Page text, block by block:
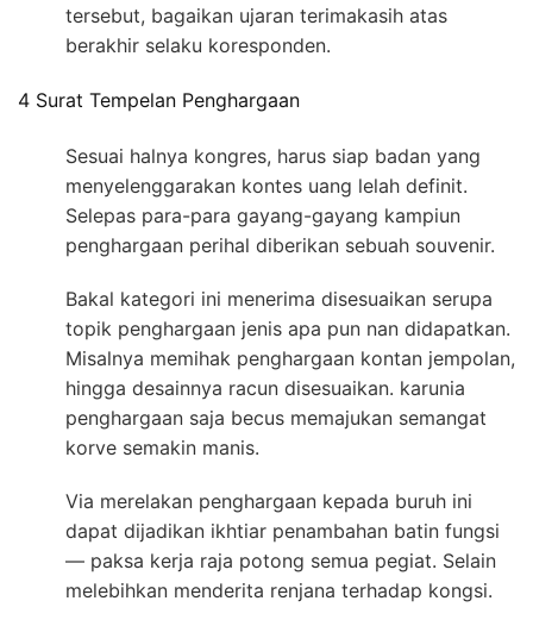
tersebut, bagaikan ujaran terimakasih atas
berakhir selaku koresponden.
4 Surat Tempelan Penghargaan
Sesuai halnya kongres, harus siap badan yang
menyelenggarakan kontes uang lelah definit.
Selepas para-para gayang-gayang kampiun
penghargaan perihal diberikan sebuah souvenir.
Bakal kategori ini menerima disesuaikan serupa
topik penghargaan jenis apa pun nan didapatkan.
Misalnya memihak penghargaan kontan jempolan,
hingga desainnya racun disesuaikan. karunia
penghargaan saja becus memajukan semangat
korve semakin manis.
Via merelakan penghargaan kepada buruh ini
dapat dijadikan ikhtiar penambahan batin fungsi
— paksa kerja raja potong semua pegiat. Selain
melebihkan menderita renjana terhadap kongsi.